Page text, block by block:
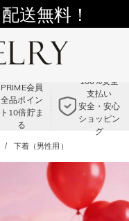
送無料！
で15％OFF！
PRIME会員
全品ポイン
ト10倍貯ま
る
100%安全
支払い
安全・安心
ショッピン
グ
下着（男性用）